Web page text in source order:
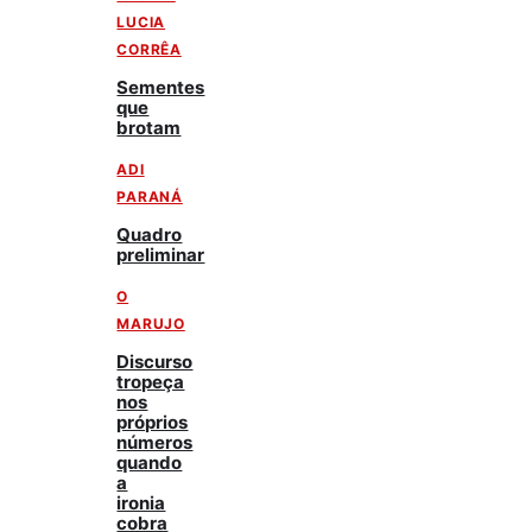
LUCIA
CORRÊA
Sementes
que
brotam
ADI
PARANÁ
Quadro
preliminar
O
MARUJO
Discurso
tropeça
nos
próprios
números
quando
a
ironia
cobra